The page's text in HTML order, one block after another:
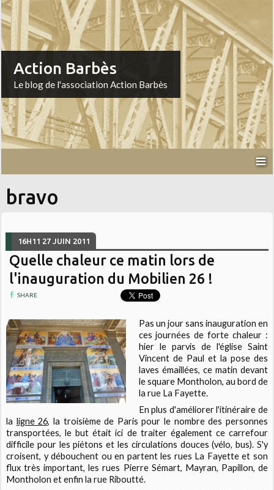
Action Barbès
Le blog de l'association Action Barbès
bravo
16H11 27 JUIN 2011
Quelle chaleur ce matin lors de
l'inauguration du Mobilien 26 !
SHARE
Pas un jour sans inauguration en
ces journées de forte chaleur :
hier le parvis de l'église Saint
Vincent de Paul et la pose des
laves émaillées, ce matin devant
le square Montholon, au bord de
la rue La Fayette.
En plus d'améliorer l'itinéraire de
la ligne 26, la troisième de Paris pour le nombre des personnes
transportées, le but était ici de traiter également ce carrefour
difficile pour les piétons et les circulations douces (vélo, bus). S'y
croisent, y débouchent ou en partent les rues La Fayette et son
flux très important, les rues Pierre Sémart, Mayran, Papillon, de
Montholon et enfin la rue Riboutté.